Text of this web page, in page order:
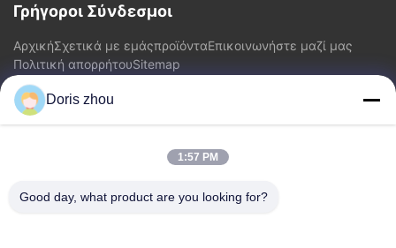
Γρήγοροι Σύνδεσμοι
ΑρχικήΣχετικά με εμάςπροϊόνταΕπικοινωνήστε μαζί μας
Πολιτική απορρήτουSitemap
Επικοινωνήστε μαζί μας
Διεύθυνση: Δρόμος Chaoyang, κωμόπολη Zhotie, πόλη
Doris zhou
1:57 PM
Good day, what product are you looking for?